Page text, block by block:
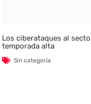
Los ciberataques al
temporada alta
Sin categoría